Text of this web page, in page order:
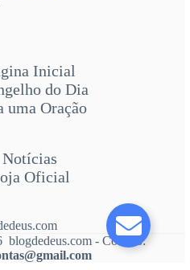
Inicial
do Dia
uma Oração
Notícias
Oficial
- Contato: